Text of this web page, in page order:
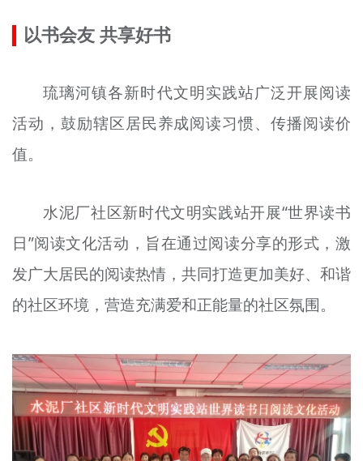
以书会友 共享好书
琉璃河镇各新时代文明实践站广泛开展阅读
活动，鼓励辖区居民养成阅读习惯、传播阅读价
值。
水泥厂社区新时代文明实践站开展“世界读书
日”阅读文化活动，旨在通过阅读分享的形式，激
发广大居民的阅读热情，共同打造更加美好、和谐
的社区环境，营造充满爱和正能量的社区氛围。